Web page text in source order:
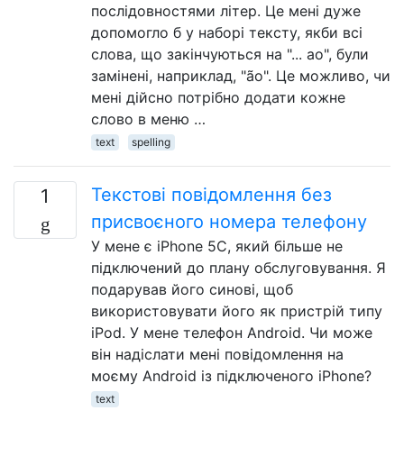
послідовностями літер. Це мені дуже
допомогло б у наборі тексту, якби всі
слова, що закінчуються на "... ao", були
замінені, наприклад, "ão". Це можливо, чи
мені дійсно потрібно додати кожне
слово в меню …
text spelling
1
Текстові повідомлення без
присвоєного номера телефону
У мене є iPhone 5C, який більше не
підключений до плану обслуговування. Я
подарував його синові, щоб
використовувати його як пристрій типу
iPod. У мене телефон Android. Чи може
він надіслати мені повідомлення на
моєму Android із підключеного iPhone?
text